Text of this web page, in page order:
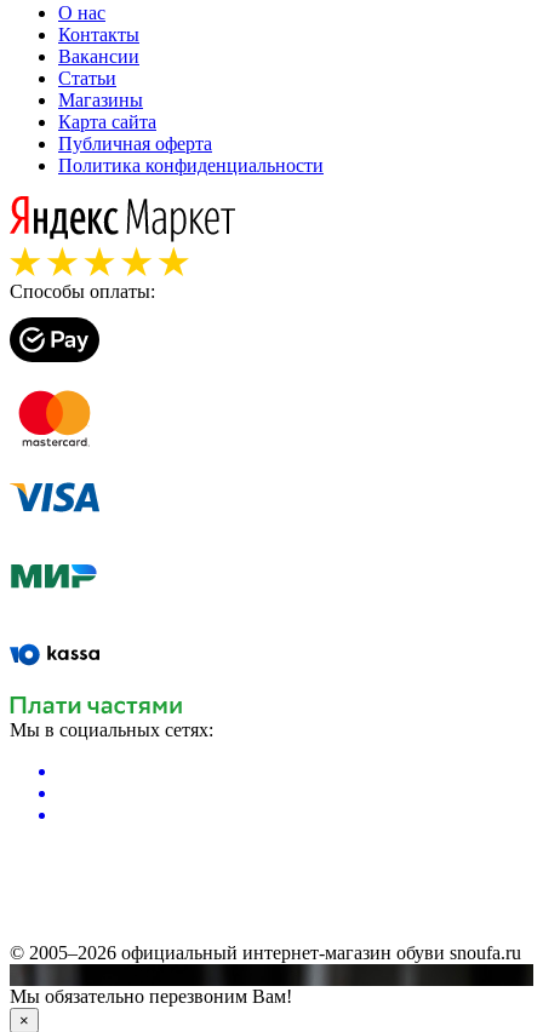
О нас
Контакты
Вакансии
Статьи
Магазины
Карта сайта
Публичная оферта
Политика конфиденциальности
Способы оплаты:
Мы в социальных сетях:
© 2005–2026 официальный интернет-магазин обуви snoufa.ru
Мы обязательно перезвоним Вам!
×